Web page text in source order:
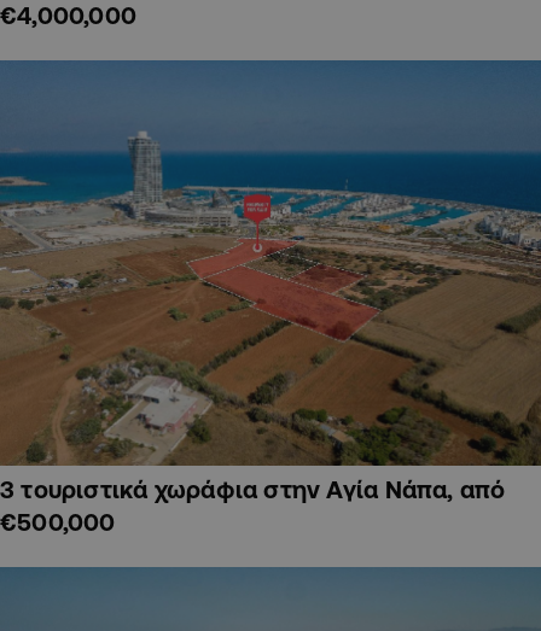
€4,000,000
3 τουριστικά χωράφια στην Αγία Νάπα, από
€500,000